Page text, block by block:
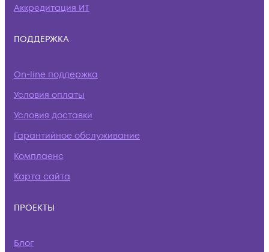
Аккредитация ИТ
ПОДДЕРЖКА
On-line поддержка
Условия оплаты
Условия доставки
Гарантийное обслуживание
Комплаенс
Карта сайта
ПРОЕКТЫ
Блог